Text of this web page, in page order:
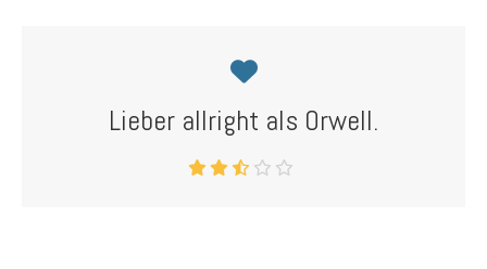
Lieber allright als Orwell.